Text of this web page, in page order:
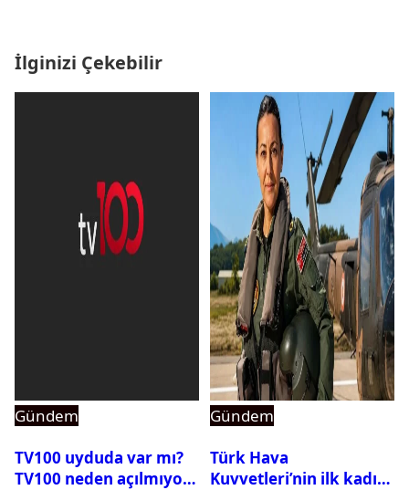
İlginizi Çekebilir
Gündem
TV100 uyduda var mı?
TV100 neden açılmıyor?
Gündem
Türk Hava
Kuvvetleri’nin ilk kadın